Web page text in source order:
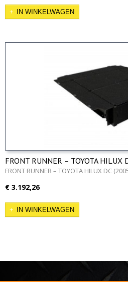
IN WINKELWAGEN
FRONT RUNNER – TOYOTA HILUX
KIT
FRONT RUNNER – TOYOTA HILUX DC
€ 3.192,26
IN WINKELWAGEN